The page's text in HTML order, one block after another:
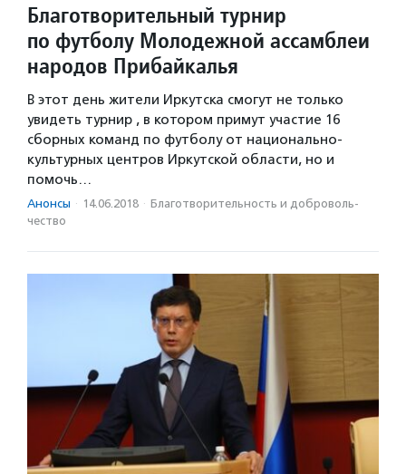
Благотворительный турнир
по футболу Молодежной ассамблеи
народов Прибайкалья
В этот день жители Иркутска смогут не только
увидеть турнир , в котором примут участие 16
сборных команд по футболу от национально-
культурных центров Иркутской области, но и
помочь…
Анонсы · 14.06.2018 · Благотвори­тель­ность и доброволь­
чест­во